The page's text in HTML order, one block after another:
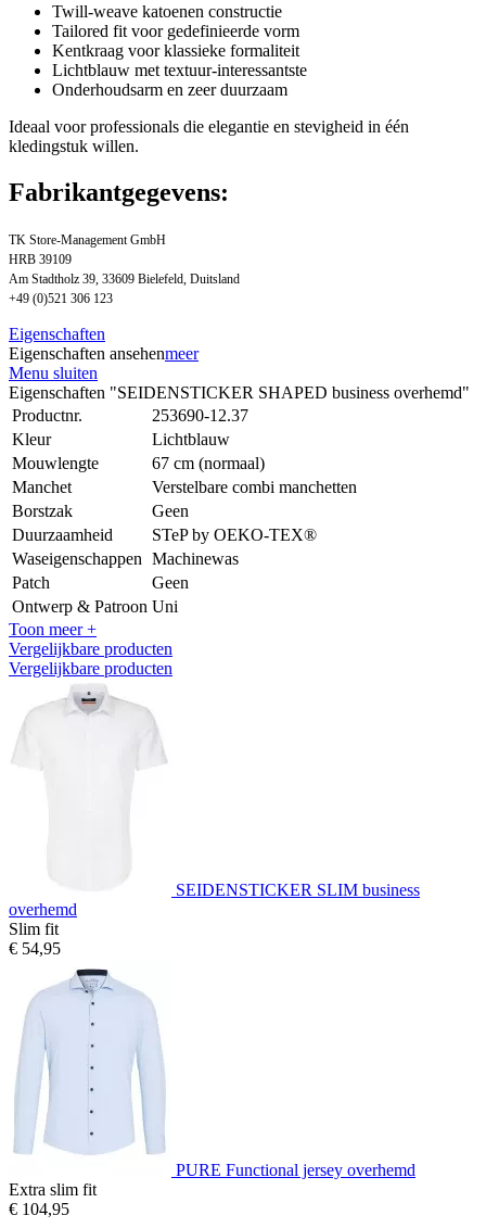
Twill-weave katoenen constructie
Tailored fit voor gedefinieerde vorm
Kentkraag voor klassieke formaliteit
Lichtblauw met textuur-interessantste
Onderhoudsarm en zeer duurzaam
Ideaal voor professionals die elegantie en stevigheid in één
kledingstuk willen.
Fabrikantgegevens:
TK Store-Management GmbH
HRB 39109
Am Stadtholz 39, 33609 Bielefeld, Duitsland
+49 (0)521 306 123
Eigenschaften
Eigenschaften ansehenmeer
Menu sluiten
Eigenschaften "SEIDENSTICKER SHAPED business overhemd"
Productnr.
253690-12.37
Kleur
Lichtblauw
Mouwlengte
67 cm (normaal)
Manchet
Verstelbare combi manchetten
Borstzak
Geen
Duurzaamheid
STeP by OEKO-TEX®
Waseigenschappen Machinewas
Patch
Geen
Ontwerp & Patroon Uni
Toon meer +
Vergelijkbare producten
Vergelijkbare producten
SEIDENSTICKER SLIM business
overhemd
Slim fit
€ 54,95
PURE Functional jersey overhemd
Extra slim fit
€ 104,95